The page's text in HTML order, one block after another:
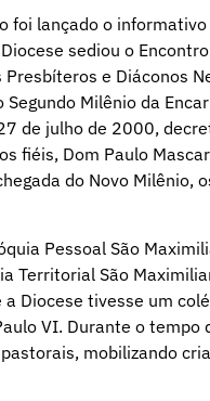
foi lançado o
sediou o
Presbíteros e Diáconos
Milênio da
de julho de 2000,
fiéis, Dom Paulo
do Novo Milênio,
Pessoal São
Territorial São
a Diocese tivesse um
VI. Durante o
mobilizando